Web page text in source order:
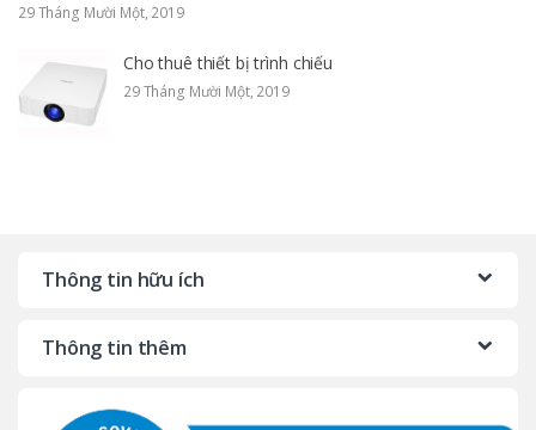
29 Tháng Mười Một, 2019
Cho thuê thiết bị trình chiếu
29 Tháng Mười Một, 2019
Thông tin hữu ích
Thông tin thêm